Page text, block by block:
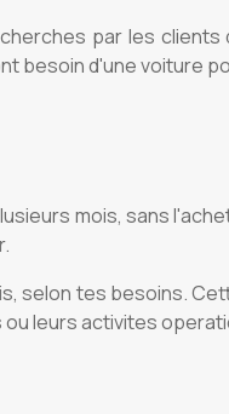
par les
besoin d'une voiture
mois, sans
selon tes besoins.
leurs activites